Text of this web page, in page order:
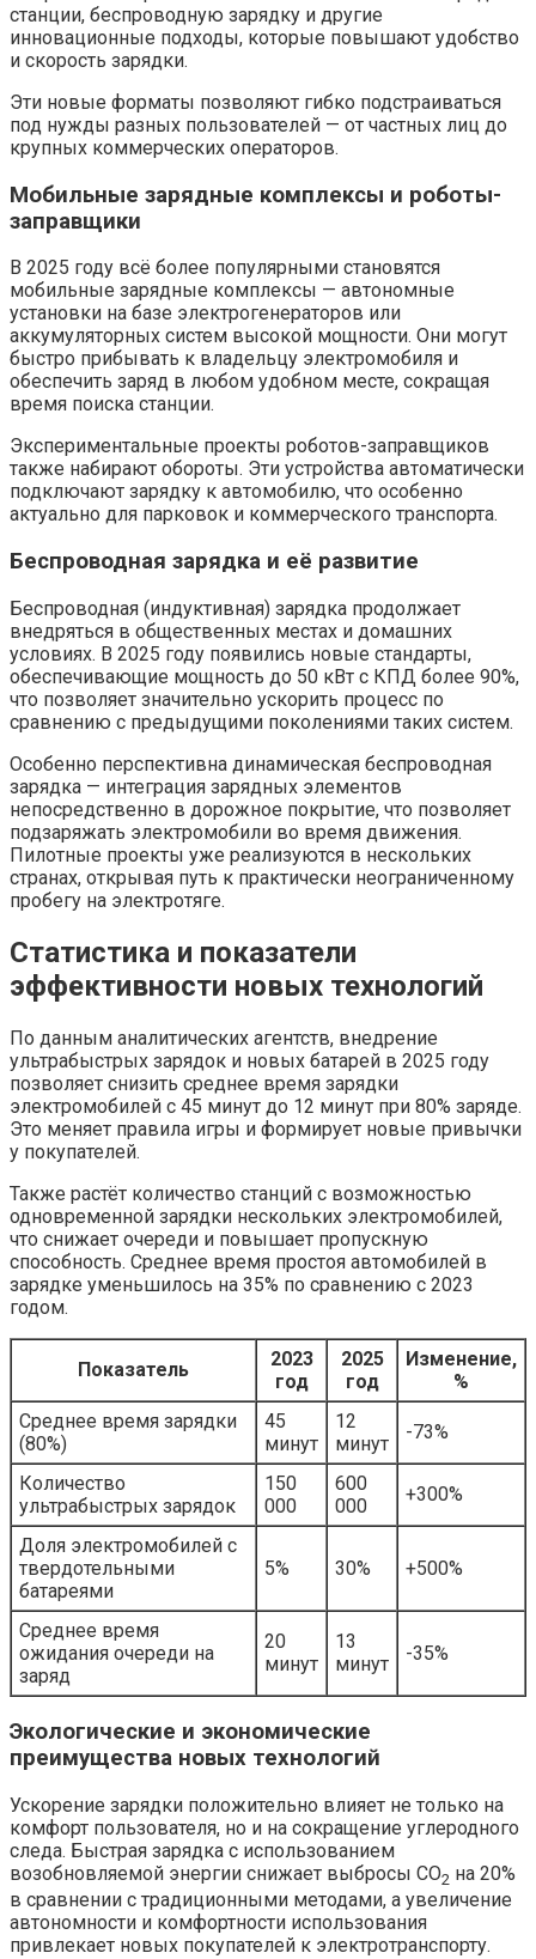
станции, беспроводную зарядку и другие
инновационные подходы, которые повышают удобство
и скорость зарядки.
Эти новые форматы позволяют гибко подстраиваться
под нужды разных пользователей — от частных лиц до
крупных коммерческих операторов.
Мобильные зарядные комплексы и роботы-
заправщики
В 2025 году всё более популярными становятся
мобильные зарядные комплексы — автономные
установки на базе электрогенераторов или
аккумуляторных систем высокой мощности. Они могут
быстро прибывать к владельцу электромобиля и
обеспечить заряд в любом удобном месте, сокращая
время поиска станции.
Экспериментальные проекты роботов-заправщиков
также набирают обороты. Эти устройства автоматически
подключают зарядку к автомобилю, что особенно
актуально для парковок и коммерческого транспорта.
Беспроводная зарядка и её развитие
Беспроводная (индуктивная) зарядка продолжает
внедряться в общественных местах и домашних
условиях. В 2025 году появились новые стандарты,
обеспечивающие мощность до 50 кВт с КПД более 90%,
что позволяет значительно ускорить процесс по
сравнению с предыдущими поколениями таких систем.
Особенно перспективна динамическая беспроводная
зарядка — интеграция зарядных элементов
непосредственно в дорожное покрытие, что позволяет
подзаряжать электромобили во время движения.
Пилотные проекты уже реализуются в нескольких
странах, открывая путь к практически неограниченному
пробегу на электротяге.
Статистика и показатели
эффективности новых технологий
По данным аналитических агентств, внедрение
ультрабыстрых зарядок и новых батарей в 2025 году
позволяет снизить среднее время зарядки
электромобилей с 45 минут до 12 минут при 80% заряде.
Это меняет правила игры и формирует новые привычки
у покупателей.
Также растёт количество станций с возможностью
одновременной зарядки нескольких электромобилей,
что снижает очереди и повышает пропускную
способность. Среднее время простоя автомобилей в
зарядке уменьшилось на 35% по сравнению с 2023
годом.
Показатель
2023
год
2025
год
Изменение,
%
Среднее время зарядки
(80%)
45
минут
12
минут
-73%
Количество
ультрабыстрых зарядок
150
000
600
000
+300%
Доля электромобилей с
твердотельными
батареями
5% 30% +500%
Среднее время
ожидания очереди на
заряд
20
минут
13
минут
-35%
Экологические и экономические
преимущества новых технологий
Ускорение зарядки положительно влияет не только на
комфорт пользователя, но и на сокращение углеродного
следа. Быстрая зарядка с использованием
возобновляемой энергии снижает выбросы CO2 на 20%
в сравнении с традиционными методами, а увеличение
автономности и комфортности использования
привлекает новых покупателей к электротранспорту.